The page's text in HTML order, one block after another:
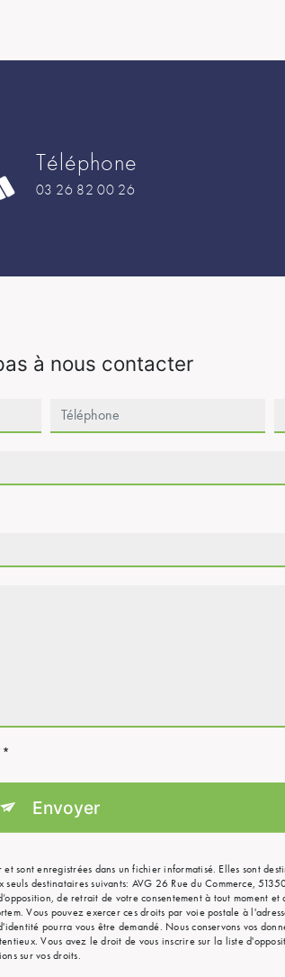
Téléphone
03 26 82 00 26
à nous contacter
Envoyer
sont enregistrées dans un fichier informatisé. Elles sont
seuls destinataires suivants: AVG 26 Rue du Commerce,
de retrait de votre consentement à tout moment
Vous pouvez exercer ces droits par voie postale à
pourra vous être demandé. Nous conservons vos
Vous avez le droit de vous inscrire sur la liste
sur vos droits.